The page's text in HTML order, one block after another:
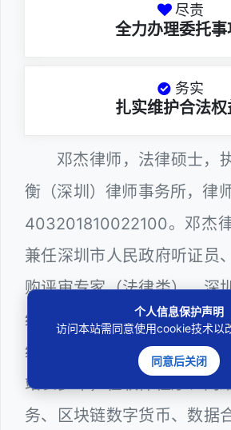
尽责
全力办理委托事
务实
扎实维护合法权
邓杰律师，法律硕士，
衡（深圳）律师事务所，律
403201810022100。邓杰
兼任深圳市人民政府听证员
购评审专家（法律类），深
统公职律师、WEB前端开
维护工程师、计算机信息网
站长多年，在软件程序、网
务、区块链数字货币、数据
个人信息保护声明
访问本站需同意使用cookie技术以
同意后关闭